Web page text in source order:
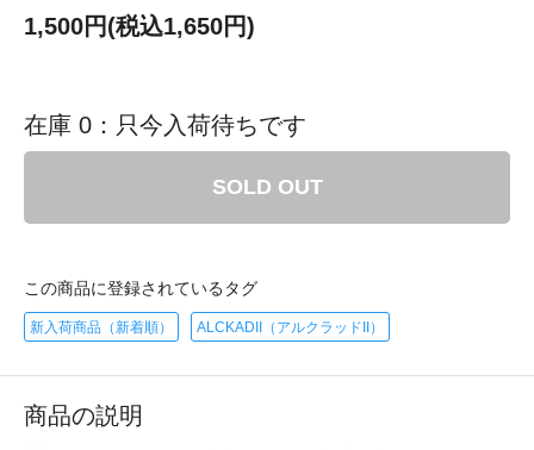
1,500円(税込1,650円)
在庫 0：只今入荷待ちです
SOLD OUT
この商品に登録されているタグ
新入荷商品（新着順） ALCKADII（アルクラッドII）
商品の説明